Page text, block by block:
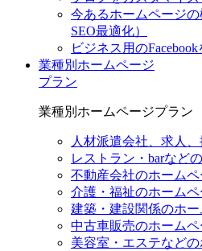
今あるホームページ
SEO最適化）
ビジネス用の
業種別ホームページ
プラン
業種別ホームページプラン
人材派遣会社、求人
レストラン・barなど
不動産会社のホーム
介護・福祉のホーム
建築・建設関係のホ
中古車販売のホーム
美容室・エステなど